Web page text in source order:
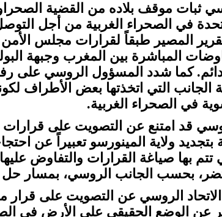
ثبات موقف بلاده من القضية
في الصحراء الغربية من أجل
المصير طبقاً لقرارات مجلس الأمن
المباشرة بين المغرب وجبهة
كما شدد المسؤول الروسي على
الجانب التي اتخذتها بعض الأطراف
في الصحراء الغربية.
قد امتنع عن التصويت على
بتجديد ولاية المينورسو تعبيراً عن
تتم بها صياغة القرارات والتفاوض
بحسب الجانب الروسي، بمسار حل
يعبر عن الوضع الحقيقي على الأرض في